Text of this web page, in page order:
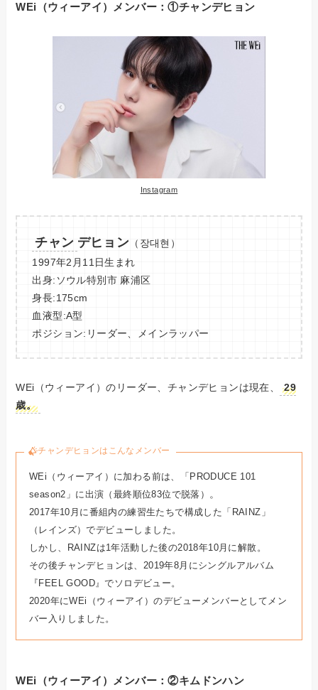
WEi（ウィーアイ）メンバー：①チャンデヒョン
Instagram
チャン デヒョン （장대현）
1997年2月11日生まれ
出身:ソウル特別市 麻浦区
身長:175cm
血液型:A型
ポジション:リーダー、メインラッパー
WEi（ウィーアイ）のリーダー、チャンデヒョンは現在、
29
歳。
チャンデヒョンはこんなメンバー
WEi（ウィーアイ）に加わる前は、「PRODUCE 101
season2」に出演（最終順位83位で脱落）
。
2017年10月に番組内の練習生たちで構成した「RAINZ」
（レインズ）でデビューしました。
しかし、RAINZは1年活動した後の2018年10月に解散。
その後チャンデヒョンは、2019年8月にシングルアルバム
『FEEL GOOD』でソロデビュー。
2020年にWEi（ウィーアイ）のデビューメンバーとしてメン
バー入りしました。
WEi（ウィーアイ）メンバー：②キムドンハン